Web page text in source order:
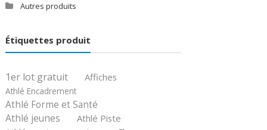
Autres produits
Étiquettes produit
1er lot gratuit Affiches
Athlé Encadrement
Athlé Forme et Santé
Athlé jeunes
Athlé Piste